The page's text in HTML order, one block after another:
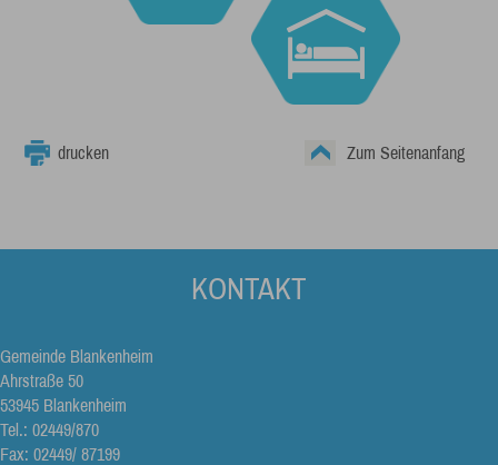
drucken Zum Seitenanfang
KONTAKT
Gemeinde Blankenheim
Ahrstraße 50
53945 Blankenheim
Tel.: 02449/870
Fax: 02449/ 87199